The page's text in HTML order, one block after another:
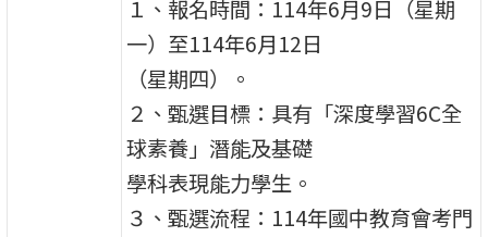
１、報名時間：114年6月9日（星期
一）至114年6月12日
（星期四）。
２、甄選目標：具有「深度學習6C全
球素養」潛能及基礎
學科表現能力學生。
３、甄選流程：114年國中教育會考門